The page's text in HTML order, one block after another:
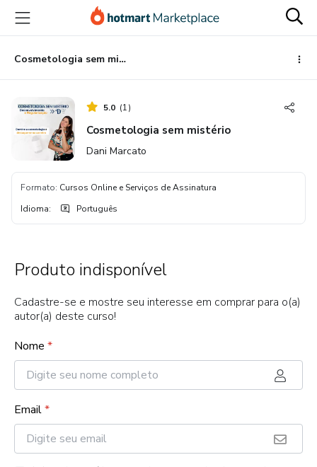
para
conteúdo
principal
para
pagamento
para
rodapé
Cosmetologia sem mistério
5.0 (1)
Cosmetologia sem mistério
Dani Marcato
Formato: Cursos Online e Serviços de Assinatura
Idioma: Português
Produto indisponível
Cadastre-se e mostre seu interesse em comprar para o(a)
autor(a) deste curso!
Nome *
Email*